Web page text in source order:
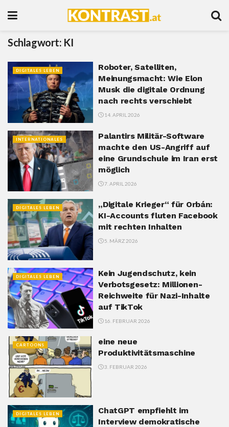
Schlagwort: KI
DIGITALES LEBEN
Roboter, Satelliten,
Meinungsmacht: Wie Elon
Musk die digitale Ordnung
nach rechts verschiebt
14. APRIL 2026
INTERNATIONALES
Palantirs Militär-Software
machte den US-Angriff auf
eine Grundschule im Iran erst
möglich
7. APRIL 2026
DIGITALES LEBEN
„Digitale Krieger“ für Orbán:
KI-Accounts fluten Facebook
mit rechten Inhalten
5. MÄRZ 2026
DIGITALES LEBEN
Kein Jugendschutz, kein
Verbotsgesetz: Millionen-
Reichweite für Nazi-Inhalte
auf TikTok
16. FEBRUAR 2026
CARTOONS
eine neue
Produktivitätsmaschine
3. FEBRUAR 2026
DIGITALES LEBEN
ChatGPT empfiehlt im
Interview demokratische